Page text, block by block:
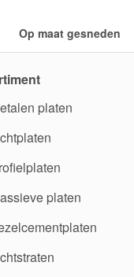
Op maat gesneden
platen
platen